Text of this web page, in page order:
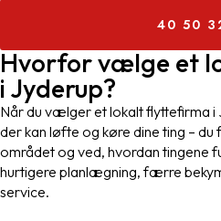
40 50
Hvorfor vælge et
i Jyderup?
Når du vælger et lokalt flyttefirma i
der kan løfte og køre dine ting –
området og ved, hvordan tingene
hurtigere planlægning, færre
service.